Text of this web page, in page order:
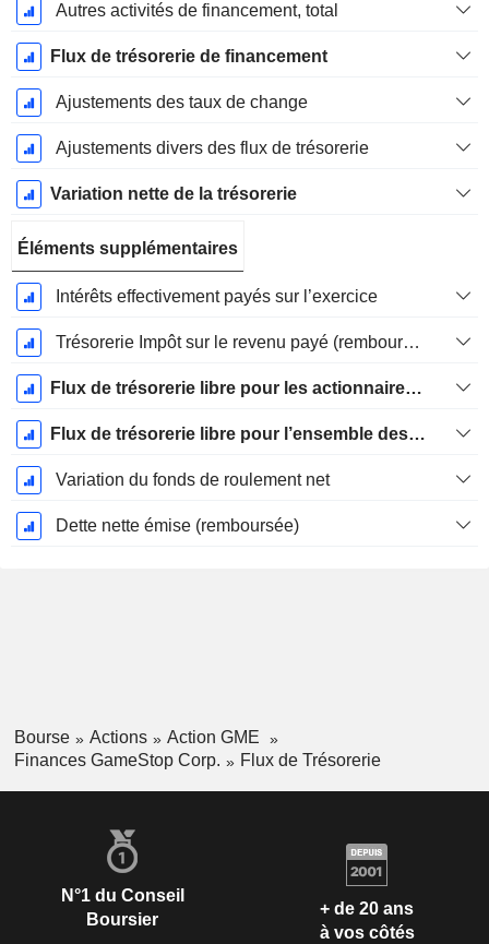
Autres activités de financement, total
Flux de trésorerie de financement
Ajustements des taux de change
Ajustements divers des flux de trésorerie
Variation nette de la trésorerie
Éléments supplémentaires
Intérêts effectivement payés sur l’exercice
Trésorerie Impôt sur le revenu payé (remboursement)Impôt effectivement payé (remboursé) sur l’exercice
Flux de trésorerie libre pour les actionnaires FCFE
Flux de trésorerie libre pour l’ensemble des pourvoyeurs de fonds (créanciers et actionnaires) FCFF
Variation du fonds de roulement net
Dette nette émise (remboursée)
Bourse Actions
Action GME
Finances GameStop Corp.
Flux de Trésorerie
N°1 du Conseil
Boursier
+ de 20 ans
à vos côtés